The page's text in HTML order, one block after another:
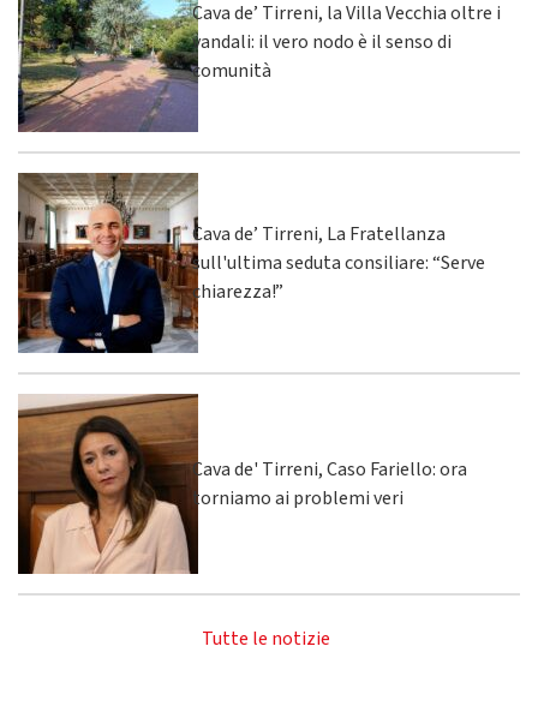
Cava de’ Tirreni, la Villa Vecchia oltre i
vandali: il vero nodo è il senso di
comunità
Cava de’ Tirreni, La Fratellanza
sull'ultima seduta consiliare: “Serve
chiarezza!”
Cava de' Tirreni, Caso Fariello: ora
torniamo ai problemi veri
Tutte le notizie